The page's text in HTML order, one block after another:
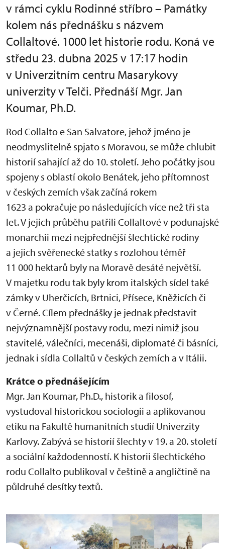
v rámci cyklu Rodinné stříbro – Památky
kolem nás přednášku s názvem
Collaltové. 1000 let historie rodu. Koná ve
středu 23. dubna 2025 v 17:17 hodin
v Univerzitním centru Masarykovy
univerzity v Telči. Přednáší Mgr. Jan
Koumar, Ph.D.
Rod Collalto e San Salvatore, jehož jméno je
neodmyslitelně spjato s Moravou, se může chlubit
historií sahající až do 10. století. Jeho počátky jsou
spojeny s oblastí okolo Benátek, jeho přítomnost
v českých zemích však začíná rokem
1623 a pokračuje po následujících více než tři sta
let. V jejich průběhu patřili Collaltové v podunajské
monarchii mezi nejpřednější šlechtické rodiny
a jejich svěřenecké statky s rozlohou téměř
11 000 hektarů byly na Moravě desáté největší.
V majetku rodu tak byly krom italských sídel také
zámky v Uherčicích, Brtnici, Přísece, Kněžicích či
v Černé. Cílem přednášky je jednak představit
nejvýznamnější postavy rodu, mezi nimiž jsou
stavitelé, válečníci, mecenáši, diplomaté či básníci,
jednak i sídla Collaltů v českých zemích a v Itálii.
Krátce o přednášejícím
Mgr. Jan Koumar, Ph.D., historik a filosof,
vystudoval historickou sociologii a aplikovanou
etiku na Fakultě humanitních studií Univerzity
Karlovy. Zabývá se historií šlechty v 19. a 20. století
a sociální každodenností. K historii šlechtického
rodu Collalto publikoval v češtině a angličtině na
půldruhé desítky textů.